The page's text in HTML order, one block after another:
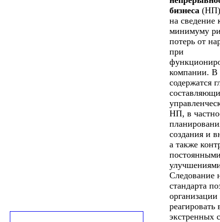
бизнеса
на сведение
минимуму
потерь от
при
компании. В
содержатся
НП, в
создания и
а также
Следование
стандарта
организации
реагировать
экстренных